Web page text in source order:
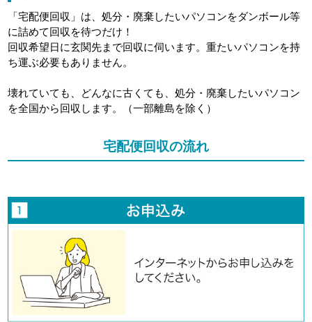
「宅配便回収」は、処分・廃棄したいパソコンをダンボール等
に詰めて回収を待つだけ！
回収希望日に玄関先まで回収に伺います。重たいパソコンを持
ち運ぶ必要もありません。
壊れていても、どんなに古くても、処分・廃棄したいパソコン
を全国から回収します。（一部離島を除く）
宅配便回収の流れ